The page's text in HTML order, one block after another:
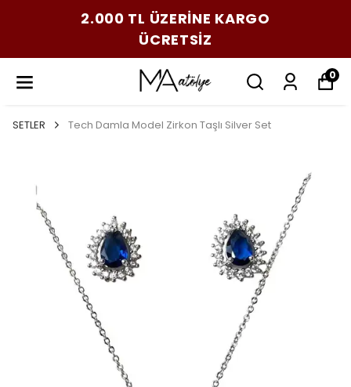
2.000 TL ÜZERİNE KARGO
ÜCRETSİZ
0
SETLER Tech Damla Model Zirkon Taşlı Silver Set